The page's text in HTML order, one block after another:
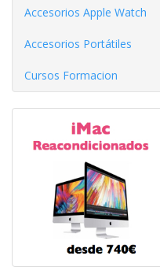
Accesorios Apple Watch
Accesorios Portátiles
Cursos Formacion